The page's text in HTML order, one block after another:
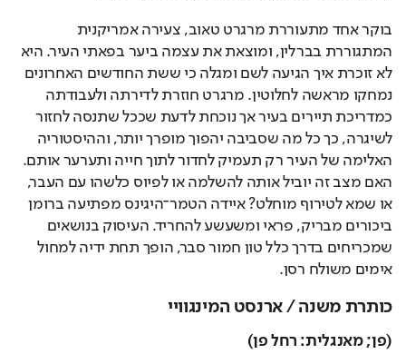
בוקר אחד מתעוררת מרגרט טאוב, צעירה אמריקנית
המתגוררת בברלין, ומוצאת את עצמה ביער בפאתי העיר. היא
לא זוכרת איך הגיעה לשם ומגלה כי ששת החודשים האחרונים
נמחקו מראשה לחלוטין. מרגרט חוזרת לדירתה ולעבודתה
כמדריכת תיירים בעיר אך נוכחת לדעת שככל שתנסה לחזור
לשיגרה, כך כל מה שסביבה יהפוך מופרך יותר, וההיסטוריה
האלימה של העיר רק תעמיק לחדור לתוך חייה ותערער אותם.
האם מצב זה יוביל אותה להשלמה או לפיוס כלשהו עם העבר,
או שמא לטירוף מוחלט? איידה הטמר־היגינס מפתיעה ברומן
ביכורים מבריק, פראי ומשעשע להחריד. העיסוק בנושאים
שמכריחים בדרך כלל טון חמור סבר, הופך תחת ידיה למחול
אימים משולח רסן.
כותרת משנה / ארנסט המינגוויי
(פן; מאנגלית: רחל פן)